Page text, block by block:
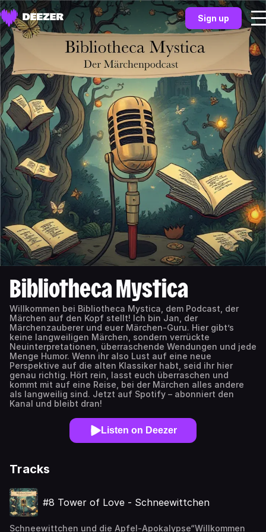
Sign up
Bibliotheca Mystica
Willkommen bei Bibliotheca Mystica, dem Podcast, der
Märchen auf den Kopf stellt! Ich bin Jan, der
Märchenzauberer und euer Märchen-Guru. Hier gibt’s
keine langweiligen Märchen, sondern verrückte
Neuinterpretationen, überraschende Wendungen und jede
Menge Humor. Wenn ihr also Lust auf eine neue
Perspektive auf die alten Klassiker habt, seid ihr hier
genau richtig. Hört rein, lasst euch überraschen und
kommt mit auf eine Reise, bei der Märchen alles andere
als langweilig sind. Jetzt auf Spotify – abonniert den
Kanal und bleibt dran!
Listen on Deezer
Tracks
#8 Tower of Love - Schneewittchen
Schneewittchen und die Apfel-Apokalypse“Willkommen